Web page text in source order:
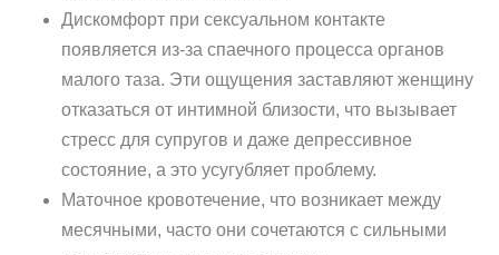
Дискомфорт при сексуальном контакте
появляется из-за спаечного процесса органов
малого таза. Эти ощущения заставляют женщину
отказаться от интимной близости, что вызывает
стресс для супругов и даже депрессивное
состояние, а это усугубляет проблему.
Маточное кровотечение, что возникает между
месячными, часто они сочетаются с сильными